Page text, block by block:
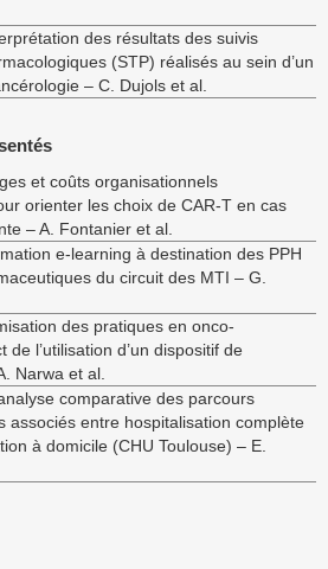
des résultats des suivis
(STP) réalisés au sein d’un
– C. Dujols et al.
et coûts organisationnels
orienter les choix de CAR-T en cas
– A. Fontanier et al.
e-learning à destination des PPH
du circuit des MTI – G.
des pratiques en onco-
de l’utilisation d’un dispositif de
Narwa et al.
comparative des parcours
associés entre hospitalisation complète
à domicile (CHU Toulouse) – E.